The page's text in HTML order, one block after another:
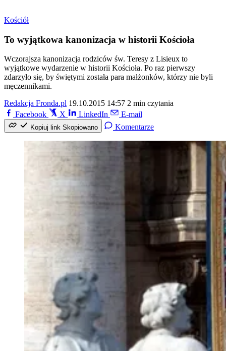
Kościół
To wyjątkowa kanonizacja w historii Kościoła
Wczorajsza kanonizacja rodziców św. Teresy z Lisieux to
wyjątkowe wydarzenie w historii Kościoła. Po raz pierwszy
zdarzyło się, by świętymi została para małżonków, którzy nie byli
męczennikami.
Redakcja Fronda.pl 19.10.2015 14:57 2 min czytania
Facebook
X LinkedIn E-mail
Kopiuj link Skopiowano Komentarze